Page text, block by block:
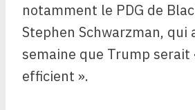
notamment le PDG de
Stephen Schwarzman, qui
semaine que Trump serait
efficient ».